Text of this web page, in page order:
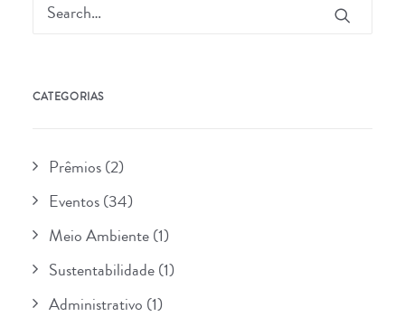
CATEGORIAS
Prêmios(2)
Eventos(34)
Meio Ambiente(1)
Sustentabilidade(1)
Administrativo (1)